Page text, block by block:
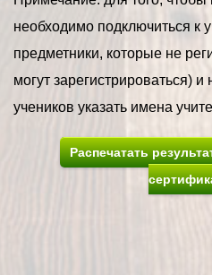
необходимо подключиться к
предметники, которые не
могут зарегистрироваться)
учеников указать имена
Распечатать